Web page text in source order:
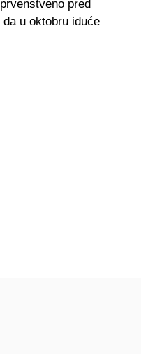
pred
u oktobru iduće